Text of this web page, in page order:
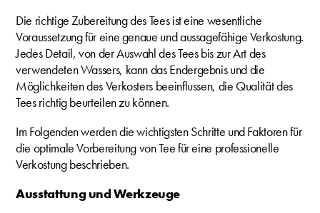
Die richtige Zubereitung des Tees ist eine wesentliche
Voraussetzung für eine genaue und aussagefähige Verkostung.
Jedes Detail, von der Auswahl des Tees bis zur Art des
verwendeten Wassers, kann das Endergebnis und die
Möglichkeiten des Verkosters beeinflussen, die Qualität des
Tees richtig beurteilen zu können.
Im Folgenden werden die wichtigsten Schritte und Faktoren für
die optimale Vorbereitung von Tee für eine professionelle
Verkostung beschrieben.
Ausstattung und Werkzeuge